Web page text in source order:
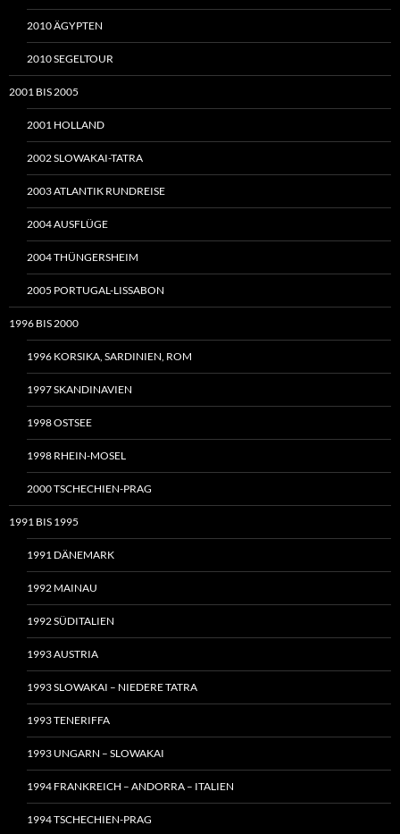
2010 ÄGYPTEN
2010 SEGELTOUR
2001 BIS 2005
2001 HOLLAND
2002 SLOWAKAI-TATRA
2003 ATLANTIK RUNDREISE
2004 AUSFLÜGE
2004 THÜNGERSHEIM
2005 PORTUGAL-LISSABON
1996 BIS 2000
1996 KORSIKA, SARDINIEN, ROM
1997 SKANDINAVIEN
1998 OSTSEE
1998 RHEIN-MOSEL
2000 TSCHECHIEN-PRAG
1991 BIS 1995
1991 DÄNEMARK
1992 MAINAU
1992 SÜDITALIEN
1993 AUSTRIA
1993 SLOWAKAI – NIEDERE TATRA
1993 TENERIFFA
1993 UNGARN – SLOWAKAI
1994 FRANKREICH – ANDORRA – ITALIEN
1994 TSCHECHIEN-PRAG